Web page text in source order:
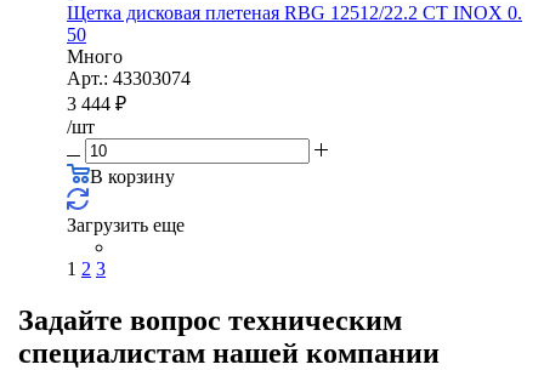
Щетка дисковая плетеная RBG 12512/22.2 CТ INOX 0.
50
Много
Арт.: 43303074
3 444 ₽
/шт
В корзину
Загрузить еще
1 2 3
Задайте вопрос техническим
специалистам нашей компании